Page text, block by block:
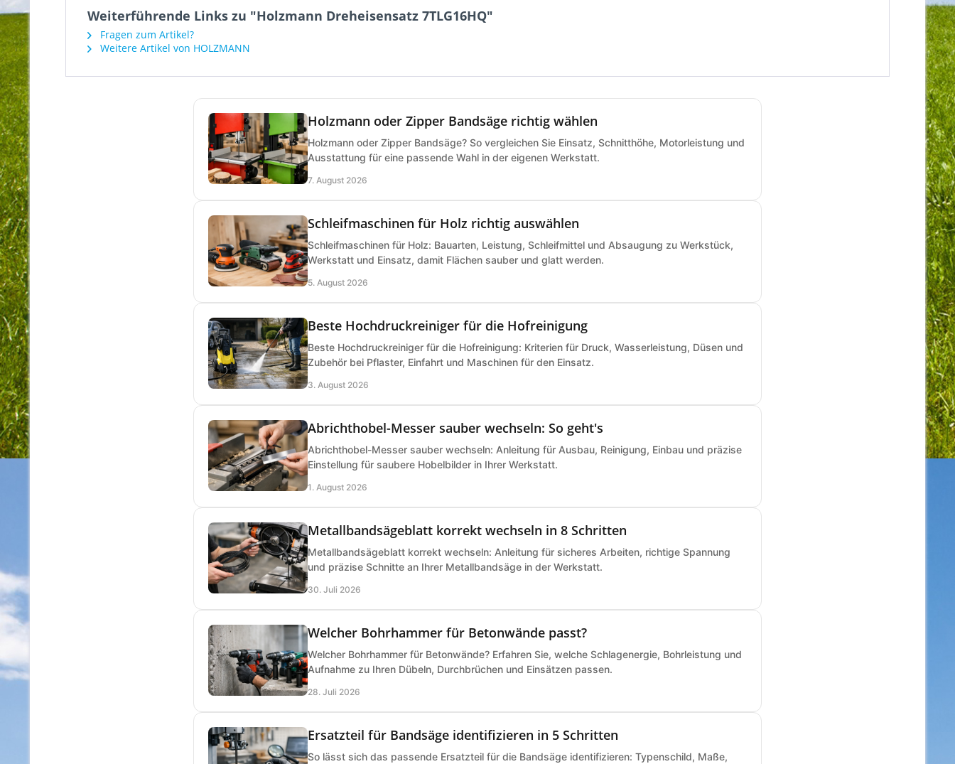
Weiterführende Links zu "Holzmann Dreheisensatz 7TLG16HQ"
Fragen zum Artikel?
Weitere Artikel von HOLZMANN
Holzmann oder Zipper Bandsäge richtig wählen
Holzmann oder Zipper Bandsäge? So vergleichen Sie Einsatz, Schnitthöhe, Motorleistung und
Ausstattung für eine passende Wahl in der eigenen Werkstatt.
7. August 2026
Schleifmaschinen für Holz richtig auswählen
Schleifmaschinen für Holz: Bauarten, Leistung, Schleifmittel und Absaugung zu Werkstück,
Werkstatt und Einsatz, damit Flächen sauber und glatt werden.
5. August 2026
Beste Hochdruckreiniger für die Hofreinigung
Beste Hochdruckreiniger für die Hofreinigung: Kriterien für Druck, Wasserleistung, Düsen und
Zubehör bei Pflaster, Einfahrt und Maschinen für den Einsatz.
3. August 2026
Abrichthobel-Messer sauber wechseln: So geht's
Abrichthobel-Messer sauber wechseln: Anleitung für Ausbau, Reinigung, Einbau und präzise
Einstellung für saubere Hobelbilder in Ihrer Werkstatt.
1. August 2026
Metallbandsägeblatt korrekt wechseln in 8 Schritten
Metallbandsägeblatt korrekt wechseln: Anleitung für sicheres Arbeiten, richtige Spannung
und präzise Schnitte an Ihrer Metallbandsäge in der Werkstatt.
30. Juli 2026
Welcher Bohrhammer für Betonwände passt?
Welcher Bohrhammer für Betonwände? Erfahren Sie, welche Schlagenergie, Bohrleistung und
Aufnahme zu Ihren Dübeln, Durchbrüchen und Einsätzen passen.
28. Juli 2026
Ersatzteil für Bandsäge identifizieren in 5 Schritten
So lässt sich das passende Ersatzteil für die Bandsäge identifizieren: Typenschild, Maße,